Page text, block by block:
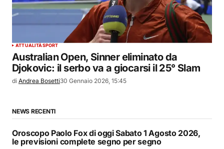
ATTUALITÀSPORT
Australian Open, Sinner eliminato da
Djokovic: il serbo va a giocarsi il 25° Slam
di Andrea Bosetti30 Gennaio 2026, 15:45
NEWS RECENTI
Oroscopo Paolo Fox di oggi Sabato 1 Agosto 2026,
le previsioni complete segno per segno